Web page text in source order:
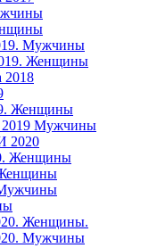
Мужчины
Женщины
Женщины
2019 Мужчины
2020
Женщины
Женщины.
Мужчины